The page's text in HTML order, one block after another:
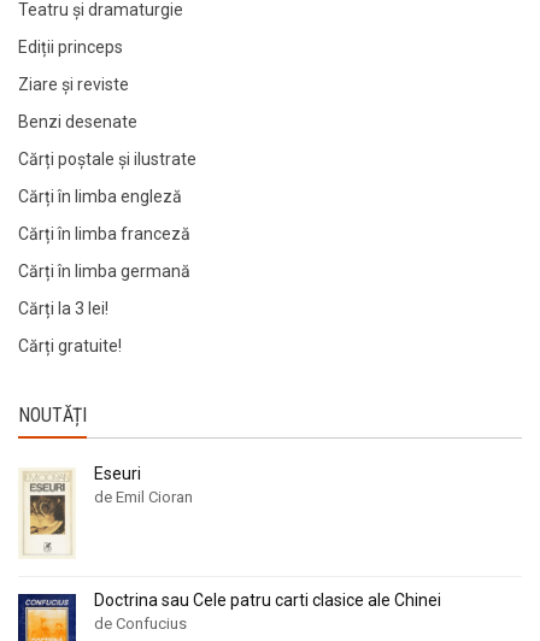
Teatru și dramaturgie
Ediții princeps
Ziare şi reviste
Benzi desenate
Cărți poștale și ilustrate
Cărți în limba engleză
Cărți în limba franceză
Cărți în limba germană
Cărți la 3 lei!
Cărți gratuite!
NOUTĂȚI
Eseuri
de Emil Cioran
Doctrina sau Cele patru carti clasice ale Chinei
de Confucius